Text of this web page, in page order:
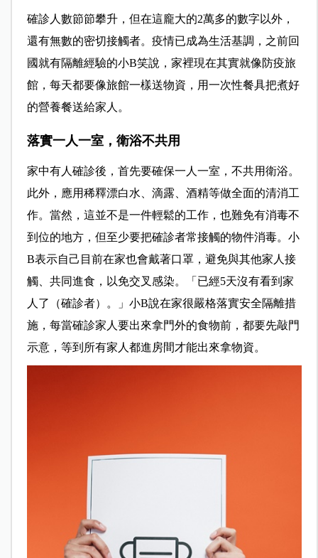
確診人數節節攀升，但在這龐大的2萬多的數字以外，
還有無數的密切接觸者。疫情已成為生活基調，之前回
國就有隔離經驗的小B笑說，家裡現在其實就像防疫旅
館，每天都要像旅館一樣送物資，用一次性餐具把煮好
的營養餐送給家人。
落實一人一室，衛浴不共用
家中有人確診後，首先要確保一人一室，不共用衛浴。
此外，應用稀釋漂白水、滴露、酒精等做全面的清消工
作。當然，這並不是一件輕鬆的工作，也難免有消毒不
到位的地方，但至少要把確診者常接觸的物件消毒。小
B表示自己目前在家也會戴著口罩，避免與其他家人接
觸、共同進食，以免交叉感染。「已經5天沒有看到家
人了（確診者）。」小B說在家很嚴格落實安全隔離措
施，每當確診家人要出來拿門外的食物前，都要先敲門
示意，等到所有家人都進房間才能出來拿物資。